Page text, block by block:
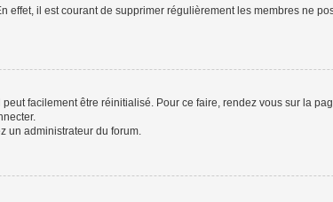
effet, il est courant de supprimer régulièrement les membres ne
facilement être réinitialisé. Pour ce faire, rendez vous sur la
un administrateur du forum.